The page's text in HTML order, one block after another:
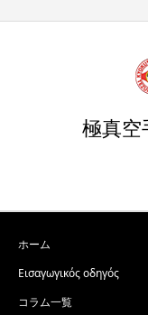
極真
ホーム
Εισαγωγικός οδηγός
コラム一覧